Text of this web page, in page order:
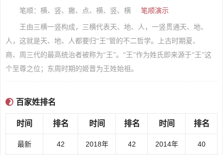
笔顺：横、竖、撇、点、横、竖、横 笔顺演示
王由三横一竖构成，三横代表天、地、人，一竖贯通天、地、
人，这就是天、地、人都要归“王”管的不二哲学。上古时期夏、
商、周三代的最高统治者被称为“王”。“王”作为姓氏即来源于“王”这
个至尊之位；东周时期的姬晋为王姓始祖。
百家姓排名
时间 排名 时间 排名 时间 排名
最新 42 2018年 42 2014年 40